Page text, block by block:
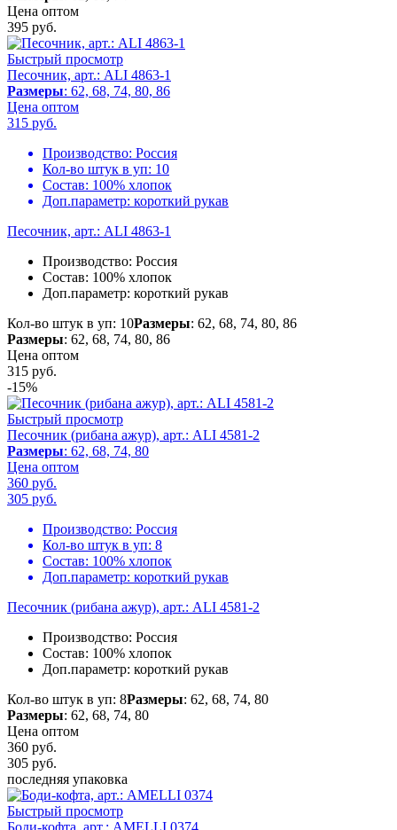
Цена оптом
395 руб.
Быстрый просмотр
Песочник, арт.: ALI 4863-1
Размеры: 62, 68, 74, 80, 86
Цена оптом
315 руб.
Производство: Россия
Кол-во штук в уп: 10
Состав: 100% хлопок
Доп.параметр: короткий рукав
Песочник, арт.: ALI 4863-1
Производство: Россия
Состав: 100% хлопок
Доп.параметр: короткий рукав
Кол-во штук в уп: 10Размеры: 62, 68, 74, 80, 86
Размеры: 62, 68, 74, 80, 86
Цена оптом
315 руб.
-15%
Быстрый просмотр
Песочник (рибана ажур), арт.: ALI 4581-2
Размеры: 62, 68, 74, 80
Цена оптом
360 руб.
305 руб.
Производство: Россия
Кол-во штук в уп: 8
Состав: 100% хлопок
Доп.параметр: короткий рукав
Песочник (рибана ажур), арт.: ALI 4581-2
Производство: Россия
Состав: 100% хлопок
Доп.параметр: короткий рукав
Кол-во штук в уп: 8Размеры: 62, 68, 74, 80
Размеры: 62, 68, 74, 80
Цена оптом
360 руб.
305 руб.
последняя упаковка
Быстрый просмотр